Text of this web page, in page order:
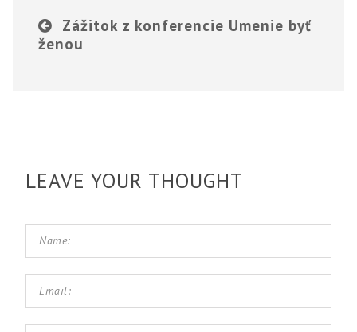
Zážitok z konferencie Umenie byť
ženou
LEAVE YOUR THOUGHT